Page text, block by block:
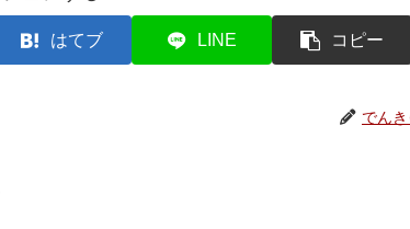
はてブ LINE コピー
でん